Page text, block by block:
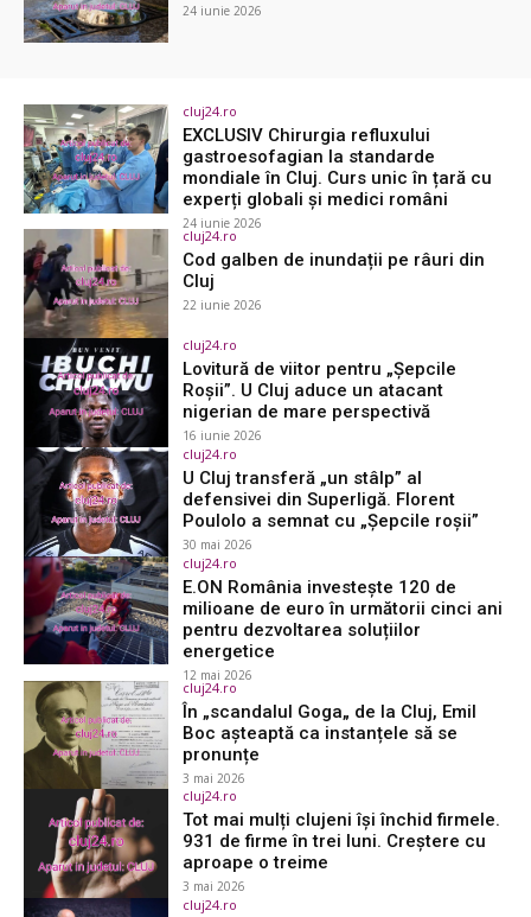
24 iunie 2026
cluj24.ro
EXCLUSIV Chirurgia refluxului
gastroesofagian la standarde
mondiale în Cluj. Curs unic în țară cu
experți globali și medici români
24 iunie 2026
cluj24.ro
Cod galben de inundații pe râuri din
Cluj
22 iunie 2026
cluj24.ro
Lovitură de viitor pentru „Șepcile
Roșii”. U Cluj aduce un atacant
nigerian de mare perspectivă
16 iunie 2026
cluj24.ro
U Cluj transferă „un stâlp” al
defensivei din Superligă. Florent
Poulolo a semnat cu „Șepcile roșii”
30 mai 2026
cluj24.ro
E.ON România investește 120 de
milioane de euro în următorii cinci ani
pentru dezvoltarea soluțiilor
energetice
12 mai 2026
cluj24.ro
În „scandalul Goga„ de la Cluj, Emil
Boc așteaptă ca instanțele să se
pronunțe
3 mai 2026
cluj24.ro
Tot mai mulți clujeni își închid firmele.
931 de firme în trei luni. Creștere cu
aproape o treime
3 mai 2026
cluj24.ro